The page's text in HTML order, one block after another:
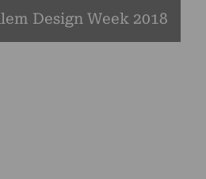
Design Week 2018